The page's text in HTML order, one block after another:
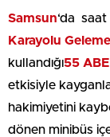
Samsun‘da saat
Karayolu
kullandığı55
etkisiyle
hakimiyetini
dönen minibüs